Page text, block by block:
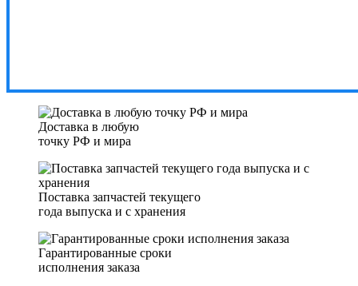
Доставка в любую
точку РФ и мира
Поставка запчастей текущего
года выпуска и с хранения
Гарантированные сроки
исполнения заказа